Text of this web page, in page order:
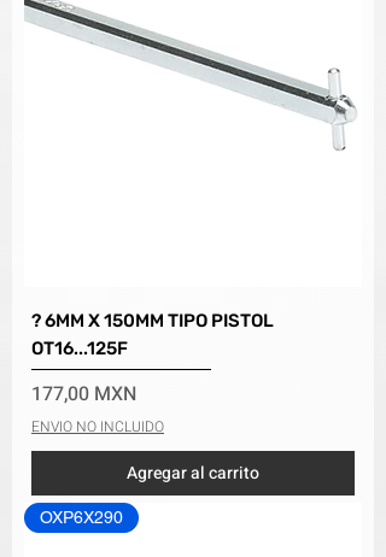
? 6MM X 150MM TIPO PISTOL
OT16...125F
Precio
177,00 MXN
ENVIO NO INCLUIDO
Agregar al carrito
OXP6X290